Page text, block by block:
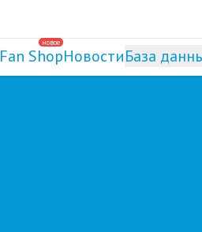
новое
Fan ShopНовостиБаза